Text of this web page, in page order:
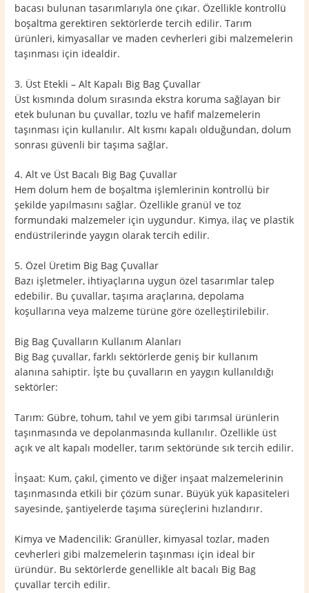
bacası bulunan tasarımlarıyla öne çıkar. Özellikle kontrollü
boşaltma gerektiren sektörlerde tercih edilir. Tarım
ürünleri, kimyasallar ve maden cevherleri gibi malzemelerin
taşınması için idealdir.
3. Üst Etekli – Alt Kapalı Big Bag Çuvallar
Üst kısmında dolum sırasında ekstra koruma sağlayan bir
etek bulunan bu çuvallar, tozlu ve hafif malzemelerin
taşınması için kullanılır. Alt kısmı kapalı olduğundan, dolum
sonrası güvenli bir taşıma sağlar.
4. Alt ve Üst Bacalı Big Bag Çuvallar
Hem dolum hem de boşaltma işlemlerinin kontrollü bir
şekilde yapılmasını sağlar. Özellikle granül ve toz
formundaki malzemeler için uygundur. Kimya, ilaç ve plastik
endüstrilerinde yaygın olarak tercih edilir.
5. Özel Üretim Big Bag Çuvallar
Bazı işletmeler, ihtiyaçlarına uygun özel tasarımlar talep
edebilir. Bu çuvallar, taşıma araçlarına, depolama
koşullarına veya malzeme türüne göre özelleştirilebilir.
Big Bag Çuvalların Kullanım Alanları
Big Bag çuvallar, farklı sektörlerde geniş bir kullanım
alanına sahiptir. İşte bu çuvalların en yaygın kullanıldığı
sektörler:
Tarım: Gübre, tohum, tahıl ve yem gibi tarımsal ürünlerin
taşınmasında ve depolanmasında kullanılır. Özellikle üst
açık ve alt kapalı modeller, tarım sektöründe sık tercih edilir.
İnşaat: Kum, çakıl, çimento ve diğer inşaat malzemelerinin
taşınmasında etkili bir çözüm sunar. Büyük yük kapasiteleri
sayesinde, şantiyelerde taşıma süreçlerini hızlandırır.
Kimya ve Madencilik: Granüller, kimyasal tozlar, maden
cevherleri gibi malzemelerin taşınması için ideal bir
üründür. Bu sektörlerde genellikle alt bacalı Big Bag
çuvallar tercih edilir.